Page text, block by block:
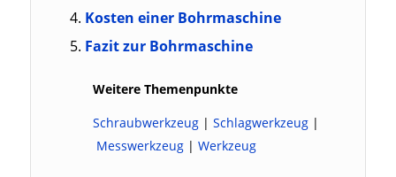
Kosten einer Bohrmaschine
Fazit zur Bohrmaschine
Weitere Themenpunkte
Schraubwerkzeug| Schlagwerkzeug|
Messwerkzeug| Werkzeug